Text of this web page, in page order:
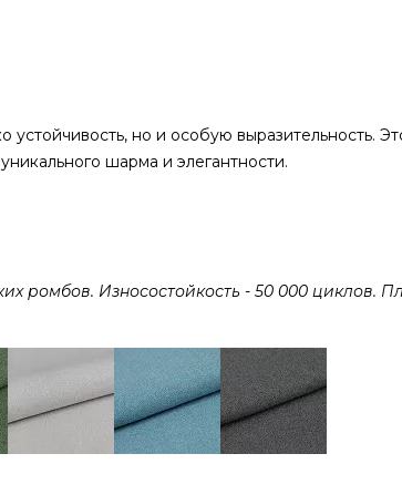
но и особую выразительность.
шарма и элегантности.
ромбов. Износостойкость - 50 000 циклов.